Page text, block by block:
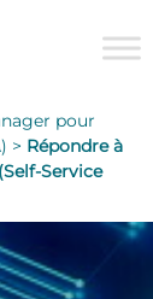
pour
> Répondre à
Service